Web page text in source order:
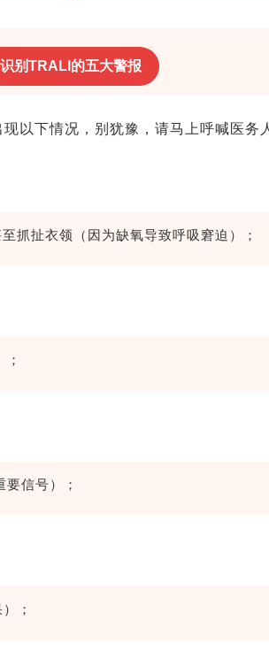
识别TRALI的五大警报
以下情况， 别犹豫， 请马上呼喊医务
抓扯衣领（因为缺氧导致呼吸窘迫）；
信号）；
；